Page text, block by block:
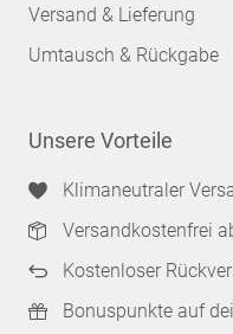
Versand & Lieferung
Umtausch & Rückgabe
Unsere Vorteile
Klimaneutraler
Versandkostenfrei
Kostenloser
Bonuspunkte auf